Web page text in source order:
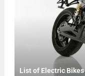
List of Electric